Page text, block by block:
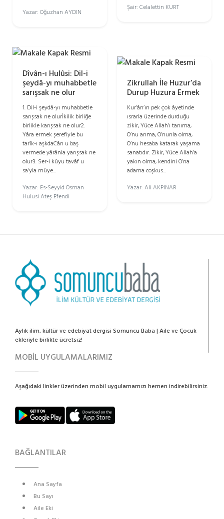
Yazar: Oğuzhan AYDIN
Şair: Celalettin KURT
Dîvân-ı Hulûsi: Dil-i
şeydâ-yı muhabbetle
sarışsak ne olur
1. Dil-i şeydâ-yı muhabbetle
sarışsak ne olurİkilik birliğe
birlikle karışsak ne olur2.
Yâra ermek şerefiyle bu
tarîk-ı aşkdaCân u baş
vermede yârânla yarışsak ne
olur3. Ser-i kûyu tavâf u
sa‘yla müye...
Yazar: Es-Seyyid Osman
Hulusi Ateş Efendi
Zikrullah İle Huzur’da
Durup Huzura Ermek
Kur’ân’ın pek çok âyetinde
ısrarla üzerinde durduğu
zikir, Yüce Allah’ı tanıma,
O’nu anma, O’nunla olma,
O’nu hesaba katarak yaşama
sanatıdır. Zikir, Yüce Allah’a
yakın olma, kendini O’na
adama coşkus...
Yazar: Ali AKPINAR
Aylık ilim, kültür ve edebiyat dergisi Somuncu Baba | Aile ve Çocuk
ekleriyle birlikte ücretsiz!
MOBİL UYGULAMALARIMIZ
Aşağıdaki linkler üzerinden mobil uygulamamızı hemen indirebilirsiniz.
BAĞLANTILAR
Ana Sayfa
Bu Sayı
Aile Eki